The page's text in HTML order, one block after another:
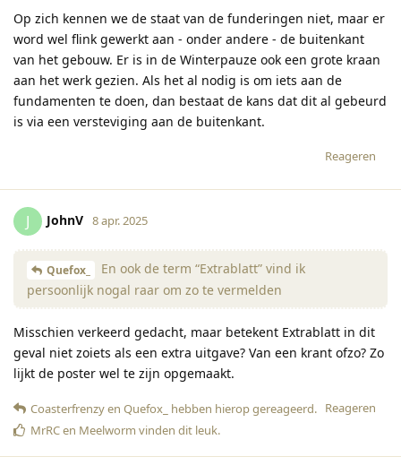
Op zich kennen we de staat van de funderingen niet, maar er
word wel flink gewerkt aan - onder andere - de buitenkant
van het gebouw. Er is in de Winterpauze ook een grote kraan
aan het werk gezien. Als het al nodig is om iets aan de
fundamenten te doen, dan bestaat de kans dat dit al gebeurd
is via een versteviging aan de buitenkant.
Reageren
J JohnV 8 apr. 2025
Quefox_
En ook de term “Extrablatt” vind ik
persoonlijk nogal raar om zo te vermelden
Misschien verkeerd gedacht, maar betekent Extrablatt in dit
geval niet zoiets als een extra uitgave? Van een krant ofzo? Zo
lijkt de poster wel te zijn opgemaakt.
Reageren
Coasterfrenzyen Quefox_ hebben hierop gereageerd.
MrRCen Meelworm vinden dit leuk.